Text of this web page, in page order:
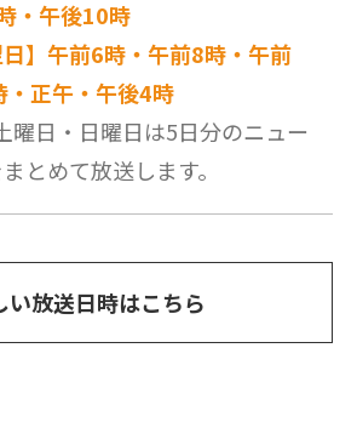
・午後10時
日】午前6時・午前8時・午前
・正午・午後4時
曜日・日曜日は5日分のニュー
とめて放送します。
い放送日時はこちら